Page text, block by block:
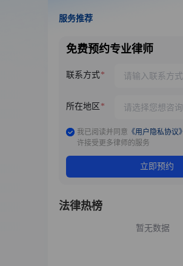
服务推荐
免费预约专业律师
联系方式
所在地区
我已阅读并同意 《用户隐私协议》
许接受更多律师的服务
立即预约
法律热榜
暂无数据